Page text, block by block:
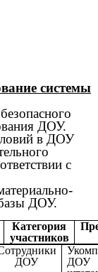
системы
ДОУ.
в ДОУ
с
ДОУ.
Категория
участников
ДОУ
ДОУ